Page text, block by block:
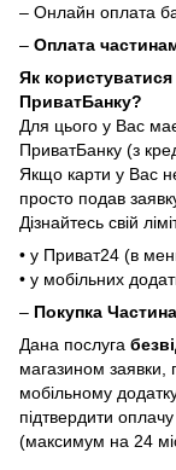
– Онлайн оплата
– Оплата
Як
ПриватБанку?
Для цього у Вас
ПриватБанку (з
Якщо карти у Вас
просто подав
Дізнайтесь свій
• у Приват24 (в
• у мобільних
– Покупка
Дана послуга
магазином заявки,
мобільному
підтвердити
(максимум на 24